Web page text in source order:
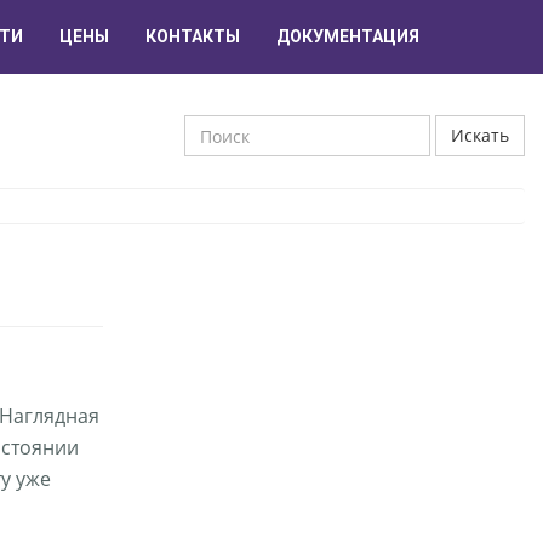
ЦЕНЫ КОНТАКТЫ ДОКУМЕНТАЦИЯ
Искать
уже